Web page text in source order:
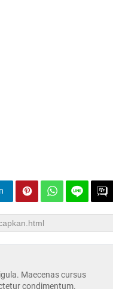
Maecenas cursus
condimentum.